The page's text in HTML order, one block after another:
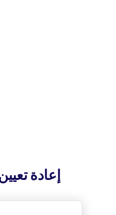
إعادة